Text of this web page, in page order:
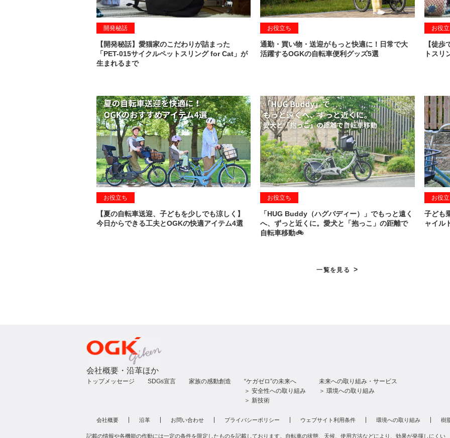
開発秘話
【開発秘話】愛猫家のこだわりが詰まった
「PET-015サイクルペットスリング for Cat」が
生まれるまで
お役立ち
通勤・買い物・送迎がもっと快適に！日常で大
活躍するOGKの自転車便利グッズ5選
お役
【徒
トスリ
お役立ち
【夏の自転車送迎、子どもを少しでも涼しく】
今日からできる工夫とOGKの快適アイテム4選
お役立ち
「HUG Buddy（ハグバディー）」でもっと遠く
へ、ずっと近くに。愛犬と「抱っこ」の距離で
自転車移動🚲
お役
子ども
ャイル
一覧を見る >
会社概要・沿革ほか
トップメッセージ SDGs宣言 家族の感動創造
“ケガゼロ”の未来へ
＞ 安全性への取り組み
＞ 新技術
未来への取り組み・サービス
＞ 環境への取り組み
会社概要 沿革 お問い合わせ プライバシーポリシー ウェブサイト利用条件 環境への取り組み 樹
記載の情報や各機能の作動には一定の条件を限定したものを記載しております。自転車の状態、天候、使用方法などにより、効果が発揮しにくい